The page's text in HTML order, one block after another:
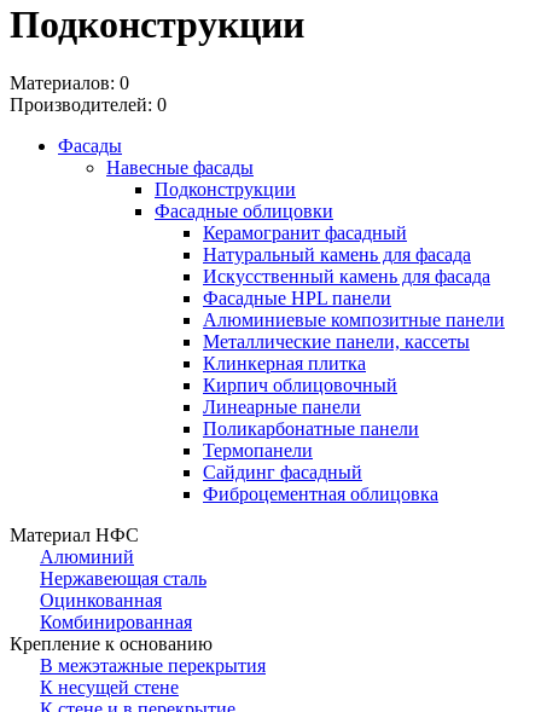
Подконструкции
Материалов: 0
Производителей: 0
Фасады
Навесные фасады
Подконструкции
Фасадные облицовки
Керамогранит фасадный
Натуральный камень для фасада
Искусственный камень для фасада
Фасадные HPL панели
Алюминиевые композитные панели
Металлические панели, кассеты
Клинкерная плитка
Кирпич облицовочный
Линеарные панели
Поликарбонатные панели
Термопанели
Сайдинг фасадный
Фиброцементная облицовка
Материал НФС
Алюминий
Нержавеющая сталь
Оцинкованная
Комбинированная
Крепление к основанию
В межэтажные перекрытия
К несущей стене